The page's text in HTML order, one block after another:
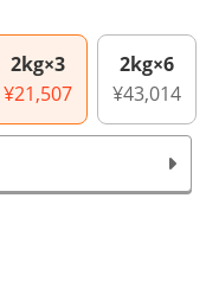
2kg×3
¥21,507
2kg×6
¥43,014